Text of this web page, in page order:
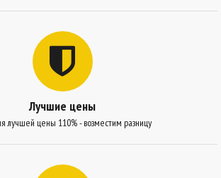
Лучшие цены
лучшей цены 110% - возместим разницу